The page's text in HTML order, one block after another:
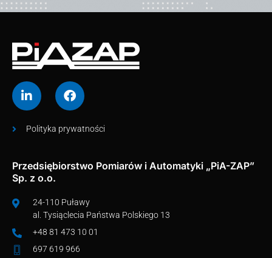
Polityka prywatności
Przedsiębiorstwo Pomiarów i Automatyki „PiA-ZAP”
Sp. z o.o.
24-110 Puławy
al. Tysiąclecia Państwa Polskiego 13
+48 81 473 10 01
697 619 966